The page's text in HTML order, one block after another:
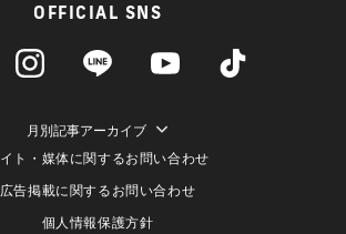
OFFICIAL SNS
月別記事アーカイブ
ト・媒体に関するお問い合わせ
広告掲載に関するお問い合わせ
個人情報保護方針